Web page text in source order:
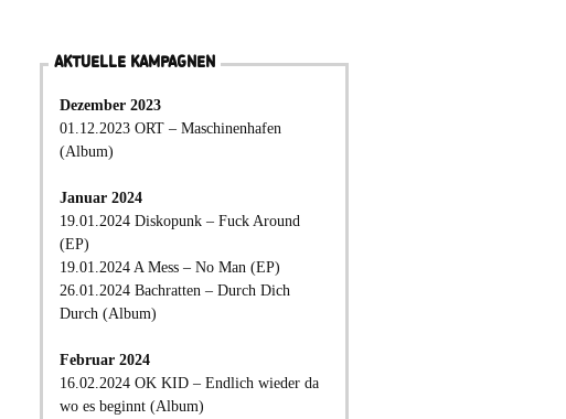
AKTUELLE KAMPAGNEN
Dezember 2023
01.12.2023 ORT – Maschinenhafen
(Album)
Januar 2024
19.01.2024 Diskopunk – Fuck Around
(EP)
19.01.2024 A Mess – No Man (EP)
26.01.2024 Bachratten – Durch Dich
Durch (Album)
Februar 2024
16.02.2024 OK KID – Endlich wieder da
wo es beginnt (Album)